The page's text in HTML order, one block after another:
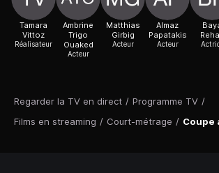
Regarder la TV en direct / Programme TV /
Films en streaming / Court-métrage / Coupe
Tamara
Vittoz
Réalisateur
Ambrine
Trigo
Ouaked
Acteur
Matthias
Girbig
Acteur
Almaz
Papatakis
Acteur